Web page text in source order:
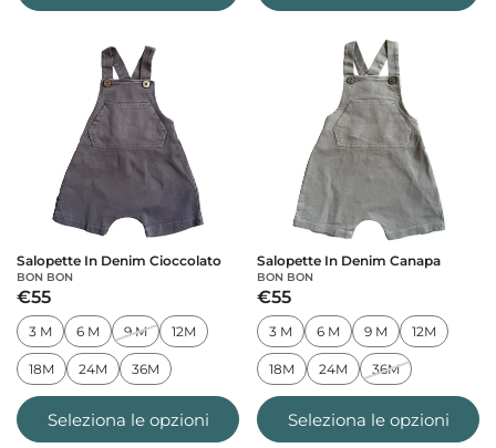
Salopette In Denim Cioccolato
BON BON
€55
3 M 6 M 9 M 12M
18M 24M 36M
Seleziona le opzioni
Salopette In Denim Canapa
BON BON
€55
3 M 6 M 9 M 12M
18M 24M 36M
Seleziona le opzioni